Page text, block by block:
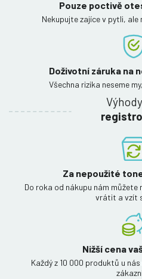
Pouze poctivě
Nekupujte zajíce v pytli, ale
Doživotní záruka na
Všechna rizika neseme
Za nepoužité
Do roka od nákupu nám
vrátit a vzít
Nižší cena
Každý z 10 000 produktů u